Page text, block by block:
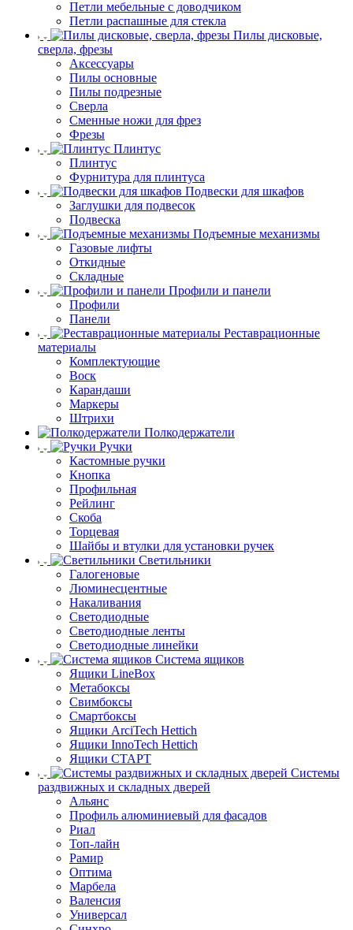
Петли мебельные с доводчиком
Петли распашные для стекла
Пилы дисковые,
сверла, фрезы
Аксессуары
Пилы основные
Пилы подрезные
Сверла
Сменные ножи для фрез
Фрезы
Плинтус
Плинтус
Фурнитура для плинтуса
Подвески для шкафов
Заглушки для подвесок
Подвеска
Подъемные механизмы
Газовые лифты
Откидные
Складные
Профили и панели
Профили
Панели
Реставрационные
материалы
Комплектующие
Воск
Карандаши
Маркеры
Штрихи
Полкодержатели
Ручки
Кастомные ручки
Кнопка
Профильная
Рейлинг
Скоба
Торцевая
Шайбы и втулки для установки ручек
Светильники
Галогеновые
Люминесцентные
Накаливания
Светодиодные
Светодиодные ленты
Светодиодные линейки
Система ящиков
Ящики LineBox
Метабоксы
Свимбоксы
Смартбоксы
Ящики ArciTech Hettich
Ящики InnoTech Hettich
Ящики СТАРТ
Системы
раздвижных и складных дверей
Альянс
Профиль алюминиевый для фасадов
Риал
Топ-лайн
Рамир
Оптима
Марбела
Валенсия
Универсал